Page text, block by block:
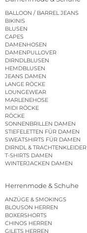
BALLOON / BARREL JEANS
BIKINIS
BLUSEN
CAPES
DAMENHOSEN
DAMENPULLOVER
DIRNDLBLUSEN
HEMDBLUSEN
JEANS DAMEN
LANGE RÖCKE
LOUNGEWEAR
MARLENEHOSE
MIDI RÖCKE
RÖCKE
SONNENBRILLEN DAMEN
STIEFELETTEN FÜR DAMEN
SWEATSHIRTS FÜR DAMEN
DIRNDL & TRACHTENKLEIDER
T-SHIRTS DAMEN
WINTERJACKEN DAMEN
Herrenmode & Schuhe
ANZÜGE & SMOKINGS
BLOUSON HERREN
BOXERSHORTS
CHINOS HERREN
GILETS HERREN